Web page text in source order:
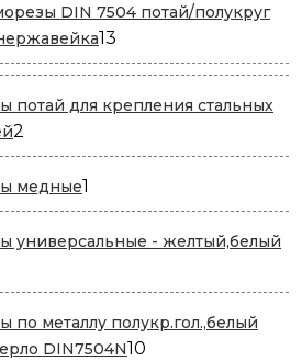
DIN 7504 потай/полукруг
13
товаров
потай для крепления стальных
2
товара
медные1
товар
универсальные - желтый,белый
товара
по металлу полукр.гол.,белый
DIN7504N10